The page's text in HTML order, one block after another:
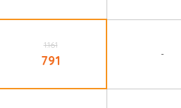
1.161
791 -